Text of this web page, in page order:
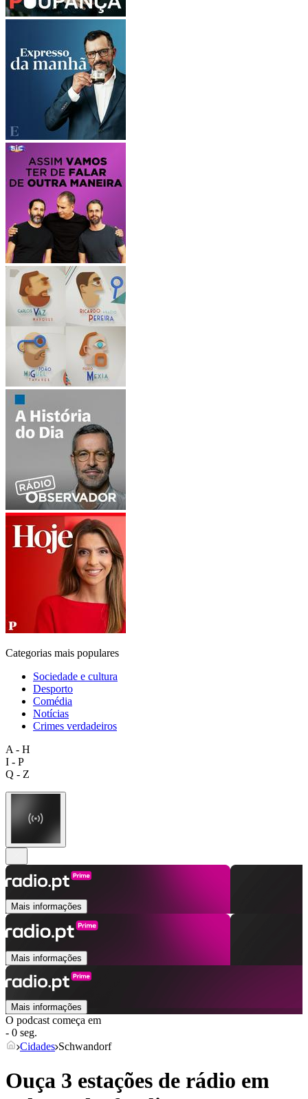
Categorias mais populares
Sociedade e cultura
Desporto
Comédia
Notícias
Crimes verdadeiros
A - H
I - P
Q - Z
Mais informações
Mais informações
Mais informações
O podcast começa em
- 0 seg.
Cidades Schwandorf
Ouça 3 estações de rádio em